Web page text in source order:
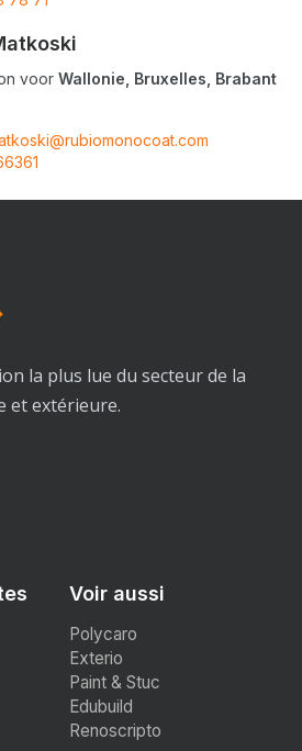
voor Wallonie, Bruxelles, Brabant
la plus lue du secteur de la
et extérieure.
Voir aussi
Polycaro
Exterio
Paint & Stuc
Edubuild
Renoscripto